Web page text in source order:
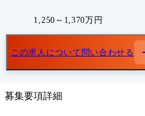
1,250～1,370万円
この求人について問い合わせる
募集要項詳細